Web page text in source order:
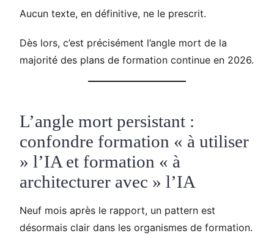
Aucun texte, en définitive, ne le prescrit.
Dès lors, c’est précisément l’angle mort de la
majorité des plans de formation continue en 2026.
L’angle mort persistant :
confondre formation « à utiliser
» l’IA et formation « à
architecturer avec » l’IA
Neuf mois après le rapport, un pattern est
désormais clair dans les organismes de formation.